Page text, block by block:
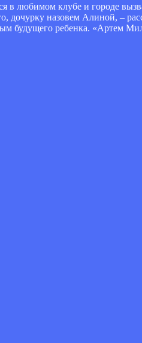
в любимом клубе и городе
дочурку назовем Алиной, –
будущего ребенка. «Артем